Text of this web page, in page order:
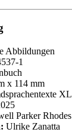
Abbildungen
1
x 114 mm
XL
Parker Rhodes
Ulrike Zanatta